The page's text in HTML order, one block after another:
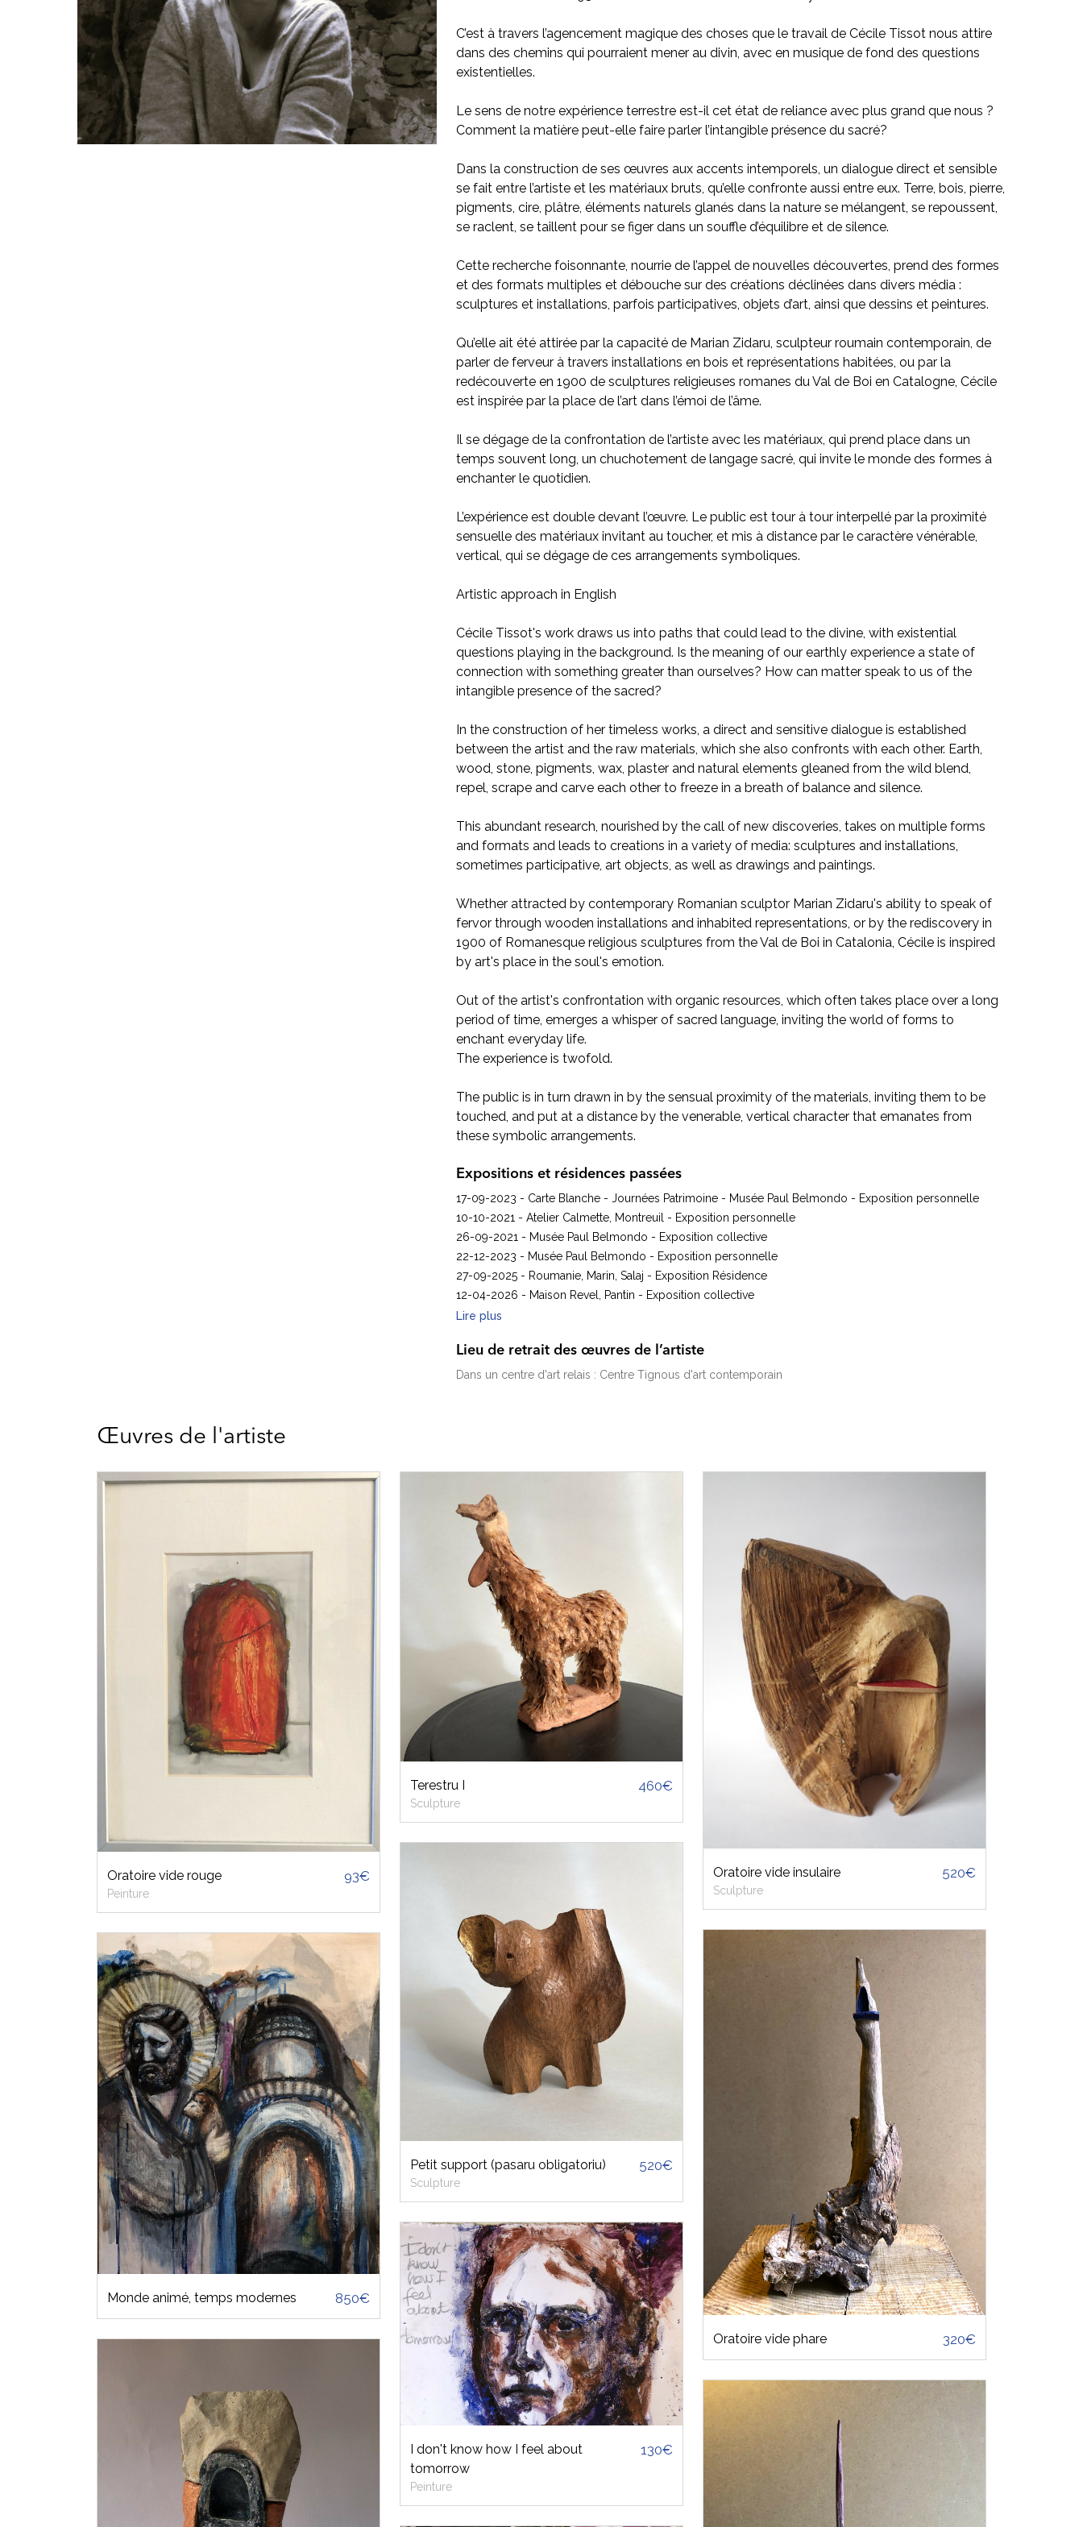
C’est à travers l’agencement magique des choses que le travail de Cécile Tissot nous attire
dans des chemins qui pourraient mener au divin, avec en musique de fond des questions
existentielles.
Le sens de notre expérience terrestre est-il cet état de reliance avec plus grand que nous ?
Comment la matière peut-elle faire parler l’intangible présence du sacré?
Dans la construction de ses œuvres aux accents intemporels, un dialogue direct et sensible
se fait entre l’artiste et les matériaux bruts, qu’elle confronte aussi entre eux. Terre, bois, pierre,
pigments, cire, plâtre, éléments naturels glanés dans la nature se mélangent, se repoussent,
se raclent, se taillent pour se figer dans un souffle d’équilibre et de silence.
Cette recherche foisonnante, nourrie de l’appel de nouvelles découvertes, prend des formes
et des formats multiples et débouche sur des créations déclinées dans divers média :
sculptures et installations, parfois participatives, objets d’art, ainsi que dessins et peintures.
Qu’elle ait été attirée par la capacité de Marian Zidaru, sculpteur roumain contemporain, de
parler de ferveur à travers installations en bois et représentations habitées, ou par la
redécouverte en 1900 de sculptures religieuses romanes du Val de Boi en Catalogne, Cécile
est inspirée par la place de l’art dans l’émoi de l’âme.
Il se dégage de la confrontation de l’artiste avec les matériaux, qui prend place dans un
temps souvent long, un chuchotement de langage sacré, qui invite le monde des formes à
enchanter le quotidien.
L’expérience est double devant l’œuvre. Le public est tour à tour interpellé par la proximité
sensuelle des matériaux invitant au toucher, et mis à distance par le caractère vénérable,
vertical, qui se dégage de ces arrangements symboliques.
Artistic approach in English
Cécile Tissot's work draws us into paths that could lead to the divine, with existential
questions playing in the background. Is the meaning of our earthly experience a state of
connection with something greater than ourselves? How can matter speak to us of the
intangible presence of the sacred?
In the construction of her timeless works, a direct and sensitive dialogue is established
between the artist and the raw materials, which she also confronts with each other. Earth,
wood, stone, pigments, wax, plaster and natural elements gleaned from the wild blend,
repel, scrape and carve each other to freeze in a breath of balance and silence.
This abundant research, nourished by the call of new discoveries, takes on multiple forms
and formats and leads to creations in a variety of media: sculptures and installations,
sometimes participative, art objects, as well as drawings and paintings.
Whether attracted by contemporary Romanian sculptor Marian Zidaru's ability to speak of
fervor through wooden installations and inhabited representations, or by the rediscovery in
1900 of Romanesque religious sculptures from the Val de Boi in Catalonia, Cécile is inspired
by art's place in the soul's emotion.
Out of the artist's confrontation with organic resources, which often takes place over a long
period of time, emerges a whisper of sacred language, inviting the world of forms to
enchant everyday life.
The experience is twofold.
The public is in turn drawn in by the sensual proximity of the materials, inviting them to be
touched, and put at a distance by the venerable, vertical character that emanates from
these symbolic arrangements.
Expositions et résidences passées
17-09-2023 - Carte Blanche - Journées Patrimoine - Musée Paul Belmondo - Exposition personnelle
10-10-2021 - Atelier Calmette, Montreuil - Exposition personnelle
26-09-2021 - Musée Paul Belmondo - Exposition collective
22-12-2023 - Musée Paul Belmondo - Exposition personnelle
27-09-2025 - Roumanie, Marin, Salaj - Exposition Résidence
12-04-2026 - Maison Revel, Pantin - Exposition collective
Lire plus
Lieu de retrait des œuvres de l’artiste
Dans un centre d'art relais : Centre Tignous d'art contemporain
Œuvres de l'artiste
Oratoire vide rouge
Peinture
93€
Monde animé, temps modernes 850€
Terestru I
Sculpture
460€
Petit support (pasaru obligatoriu)
Sculpture
520€
I don't know how I feel about
tomorrow
Peinture
130€
Oratoire vide insulaire
Sculpture
520€
Oratoire vide phare 320€